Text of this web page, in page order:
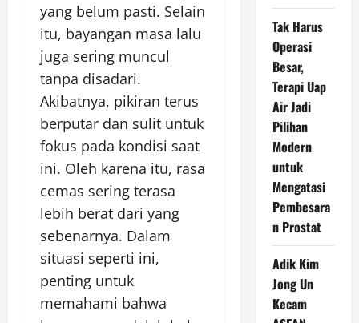
yang belum pasti. Selain
itu, bayangan masa lalu
juga sering muncul
tanpa disadari.
Akibatnya, pikiran terus
berputar dan sulit untuk
fokus pada kondisi saat
ini. Oleh karena itu, rasa
cemas sering terasa
lebih berat dari yang
sebenarnya. Dalam
situasi seperti ini,
penting untuk
memahami bahwa
Tak Harus
Operasi
Besar,
Terapi Uap
Air Jadi
Pilihan
Modern
untuk
Mengatasi
Pembesara
n Prostat
Adik Kim
Jong Un
Kecam